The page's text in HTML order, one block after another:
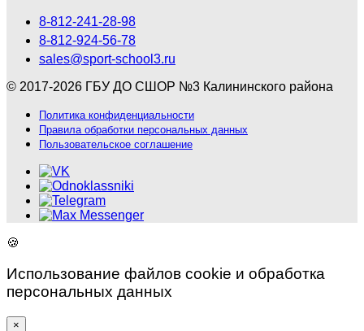
8-812-241-28-98
8-812-924-56-78
sales@sport-school3.ru
© 2017-2026 ГБУ ДО СШОР №3 Калининского района
Политика конфиденциальности
Правила обработки персональных данных
Пользовательское соглашение
🍪
Использование файлов cookie и обработка
персональных данных
×